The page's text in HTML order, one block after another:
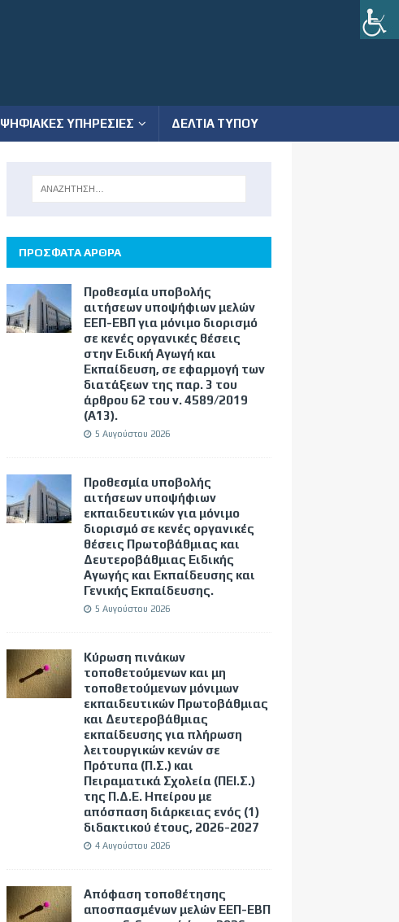
ΨΗΦΙΑΚΕΣ ΥΠΗΡΕΣΙΕΣ ΔΕΛΤΙΑ ΤΥΠΟΥ
ΠΡΟΣΦΑΤΑ ΑΡΘΡΑ
Προθεσμία υποβολής
αιτήσεων υποψήφιων μελών
ΕΕΠ-ΕΒΠ για μόνιμο διορισμό
σε κενές οργανικές θέσεις
στην Ειδική Αγωγή και
Εκπαίδευση, σε εφαρμογή των
διατάξεων της παρ. 3 του
άρθρου 62 του ν. 4589/2019
(Α΄13).
5 Αυγούστου 2026
Προθεσμία υποβολής
αιτήσεων υποψήφιων
εκπαιδευτικών για μόνιμο
διορισμό σε κενές οργανικές
θέσεις Πρωτοβάθμιας και
Δευτεροβάθμιας Ειδικής
Αγωγής και Εκπαίδευσης και
Γενικής Εκπαίδευσης.
5 Αυγούστου 2026
Κύρωση πινάκων
τοποθετούμενων και μη
τοποθετούμενων μόνιμων
εκπαιδευτικών Πρωτοβάθμιας
και Δευτεροβάθμιας
εκπαίδευσης για πλήρωση
λειτουργικών κενών σε
Πρότυπα (Π.Σ.) και
Πειραματικά Σχολεία (ΠΕΙ.Σ.)
της Π.Δ.Ε. Ηπείρου με
απόσπαση διάρκειας ενός (1)
διδακτικού έτους, 2026-2027
4 Αυγούστου 2026
Απόφαση τοποθέτησης
αποσπασμένων μελών ΕΕΠ-ΕΒΠ